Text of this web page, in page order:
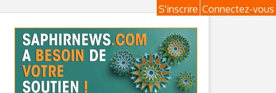
Connectez-vous
S'inscrire